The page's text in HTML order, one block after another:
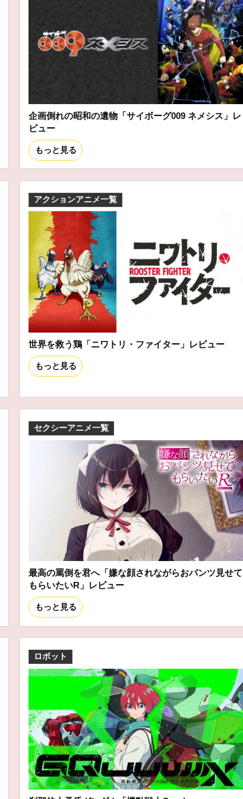
企画倒れの昭和の遺物「サイボーグ009 ネメシス」レ
ビュー
もっと見る
アクションアニメ一覧
世界を救う鶏「ニワトリ・ファイター」レビュー
もっと見る
セクシーアニメ一覧
最高の罵倒を君へ「嫌な顔されながらおパンツ見せて
もらいたいR」レビュー
もっと見る
ロボット